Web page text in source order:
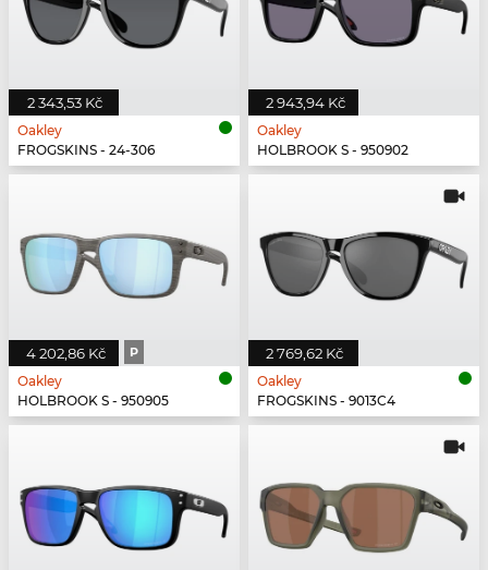
2 343,53 Kč
Oakley
FROGSKINS - 24-306
2 943,94 Kč
Oakley
HOLBROOK S - 950902
4 202,86 Kč P
Oakley
HOLBROOK S - 950905
2 769,62 Kč
Oakley
FROGSKINS - 9013C4